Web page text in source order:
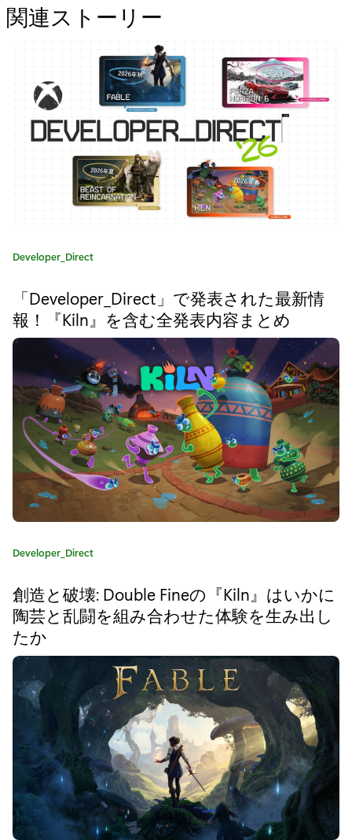
関連ストーリー
た
め
の
"
『
A
r
H
i
s
t
o
r
y
U
n
o
l
』
は
グ
ラ
ン
ド
カ
ゴ
:
Developer_Direct
「Developer_Direct」で発表された最新情
報！『Kiln』を含む全発表内容まとめ
カ
ゴ
リ
Developer_Direct
創造と破壊: Double Fineの『Kiln』はいかに
陶芸と乱闘を組み合わせた体験を生み出し
たか